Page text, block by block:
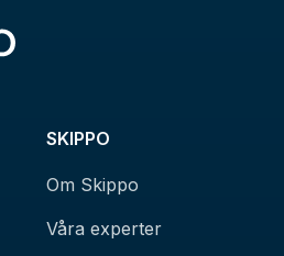
SKIPPO
Om Skippo
Våra experter